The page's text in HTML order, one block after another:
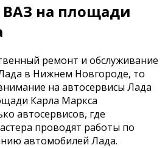
ВАЗ на площади
ремонт и обслуживание
в Нижнем Новгороде, то
на автосервисы Лада
Карла Маркса
автосервисов, где
проводят работы по
автомобилей Лада.